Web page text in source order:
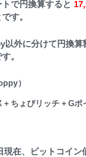
で円換算すると
す。
以外に分けて円換算
。
）
ちょびリッチ + Gポ
現在、ビットコイン